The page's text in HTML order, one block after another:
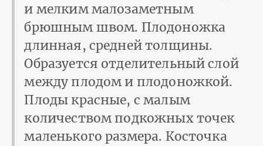
и мелким мало­заметным
брюшным швом. Плодоножка
длинная, средней толщины.
Образуется отделите­льный слой
между плодом и плодоножкой.
Плоды красные, с малым
количеством подкожных точек
малень­кого размера. Косточка